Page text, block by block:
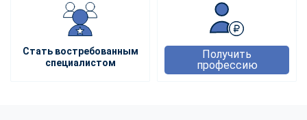
Стать востребованным
специалистом
Получить
профессию